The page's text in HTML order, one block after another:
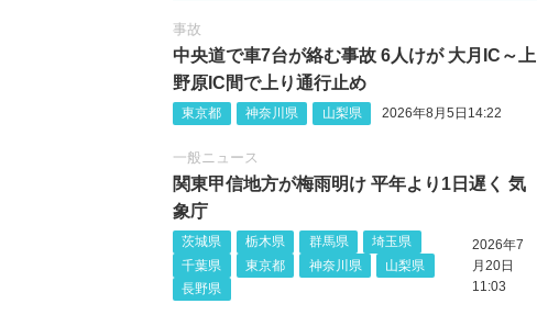
事故
中央道で車7台が絡む事故 6人けが 大月IC～上
野原IC間で上り通行止め
東京都 神奈川県 山梨県 2026年8月5日14:22
一般ニュース
関東甲信地方が梅雨明け 平年より1日遅く 気
象庁
茨城県 栃木県 群馬県
埼玉県
千葉県
東京都 神奈川県
山梨県
長野県
2026年7
月20日
11:03